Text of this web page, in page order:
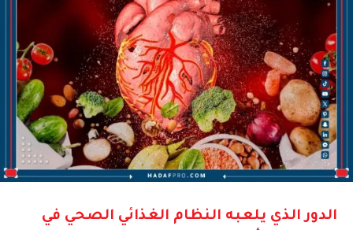
الدور الذي يلعبه النظام الغذائي الصحي في